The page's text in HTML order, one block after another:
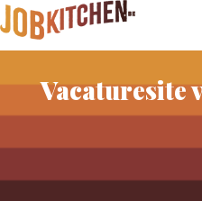
Vacaturesite